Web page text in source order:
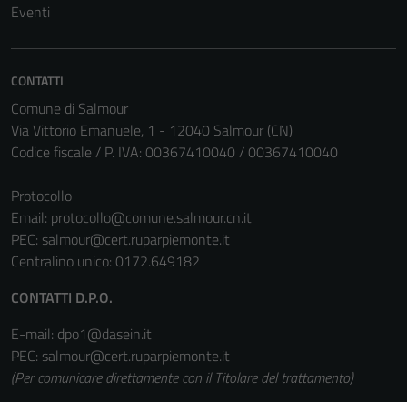
Eventi
CONTATTI
Comune di Salmour
Via Vittorio Emanuele, 1 - 12040 Salmour (CN)
Codice fiscale / P. IVA: 00367410040 / 00367410040
Protocollo
Email: protocollo@comune.salmour.cn.it
PEC: salmour@cert.ruparpiemonte.it
Centralino unico: 0172.649182
CONTATTI D.P.O.
E-mail: dpo1@dasein.it
PEC: salmour@cert.ruparpiemonte.it
(Per comunicare direttamente con il Titolare del trattamento)